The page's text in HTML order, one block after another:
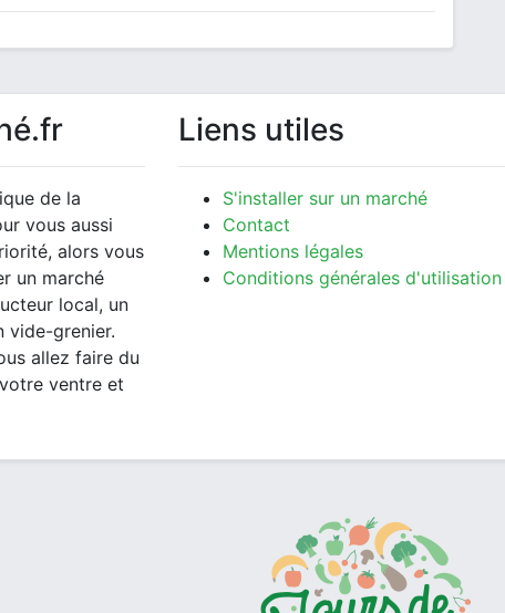
de la
vous aussi
alors vous
un marché
local, un
vide-grenier.
allez faire du
ventre et
Liens utiles
S'installer sur un marché
Contact
Mentions légales
Conditions générales d'utilisation